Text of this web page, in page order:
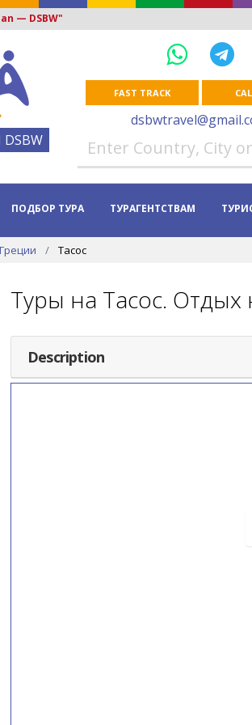
— DSBW"
FAST TRACK
ПОДБОР ТУРА ТУРАГЕНТСТВАМ
Тасос
Туры на Тасос. Отдых
Description